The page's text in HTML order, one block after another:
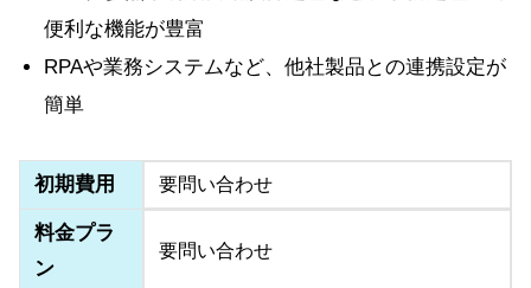
便利な機能が豊富
RPAや業務システムなど、他社製品との連携設定が
簡単
初期費用 要問い合わせ
料金プラ
ン
要問い合わせ